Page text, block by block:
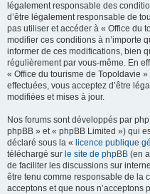
légalement responsable des
d’être légalement responsable de
pas utiliser et accéder à « Office du
modifier ces conditions à n’importe
informer de ces modifications, bien
régulièrement par vous-même. En
« Office du tourisme de Topoldavie
effectuées, vous acceptez d’être
modifiées et mises à jour.
Nos forums sont développés par
phpBB » et « phpBB Limited ») qui
déclaré sous la « licence publique
téléchargé sur le site de phpBB (en
de faciliter les discussions sur
être tenu comme responsable de la
acceptons et que nous n’acceptons